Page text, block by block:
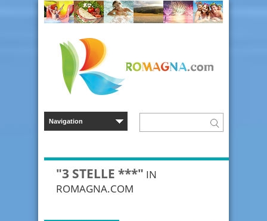
"3 STELLE ***" IN
ROMAGNA.COM